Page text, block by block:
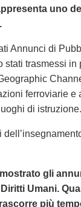
uno
Annunci di
stati trasmessi
ferroviarie
di istruzione.
gli
Umani.
più